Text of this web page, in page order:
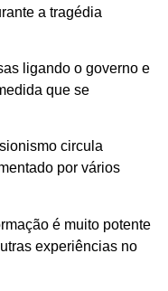
a tragédia
ligando o governo e
que se
circula
por vários
é muito potente
experiências no